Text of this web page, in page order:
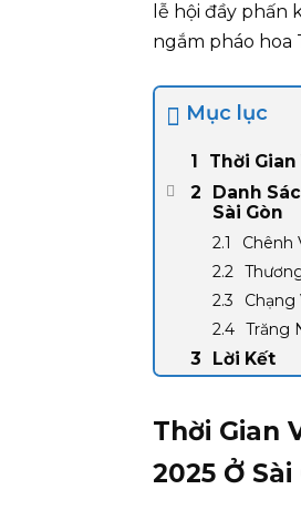
lễ hội đầy phấn
ngắm pháo hoa
Mục lục
Thời
Danh
Sài Gòn
Chênh
Trăng
Lời Kết
Thời Gian
2025 Ở Sài